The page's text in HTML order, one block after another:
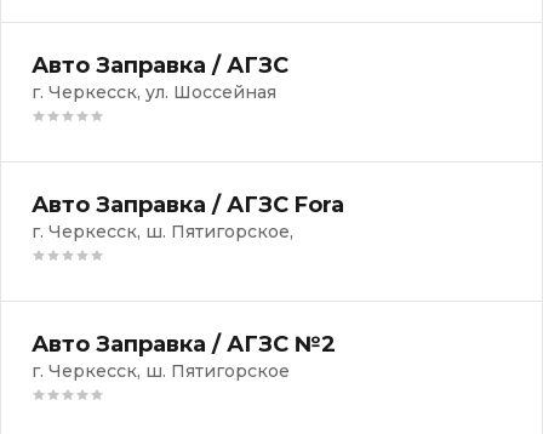
Авто Заправка / АГЗС
г. Черкесск, ул. Шоссейная
Авто Заправка / АГЗС Fora
г. Черкесск, ш. Пятигорское,
Авто Заправка / АГЗС №2
г. Черкесск, ш. Пятигорское